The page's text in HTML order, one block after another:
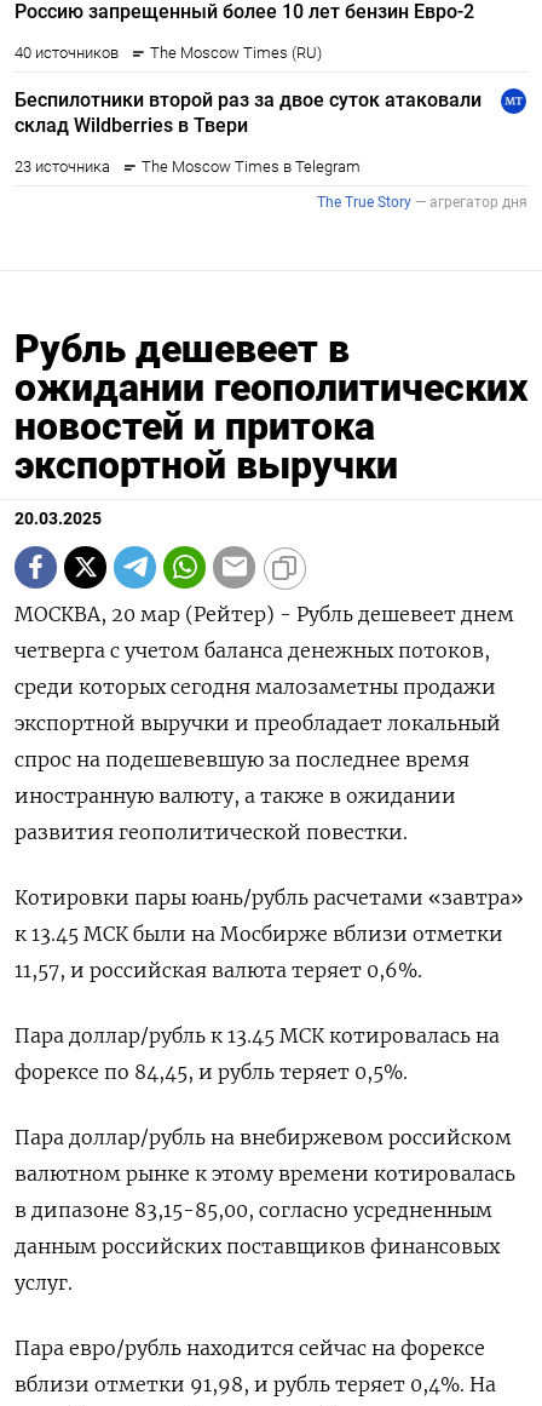
Рубль дешевеет в
ожидании геополитических
новостей и притока
экспортной выручки
20.03.2025
МОСКВА, 20 мар (Рейтер) - Рубль дешевеет днем
четверга с учетом баланса денежных потоков,
среди которых сегодня малозаметны продажи
экспортной выручки и преобладает локальный
спрос на подешевевшую за последнее время
иностранную валюту, а также в ожидании
развития геополитической повестки.
Котировки пары юань/рубль расчетами «завтра»
к 13.45 МСК были на Мосбирже вблизи отметки
11,57, и российская валюта теряет 0,6%.
Пара доллар/рубль к 13.45 МСК котировалась на
форексе по 84,45, и рубль теряет 0,5%.
Пара доллар/рубль на внебиржевом российском
валютном рынке к этому времени котировалась
в дипазоне 83,15-85,00, согласно усредненным
данным российских поставщиков финансовых
услуг.
Пара евро/рубль находится сейчас на форексе
вблизи отметки 91,98, и рубль теряет 0,4%. На